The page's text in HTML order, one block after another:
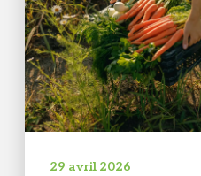
29 avril 2026